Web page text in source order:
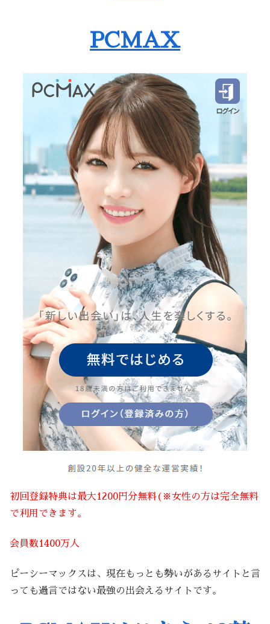
PCMAX
初回登録特典は最大1200円分無料(※女性の方は完全無料
で利用できます。
会員数1400万人
ピーシーマックスは、現在もっとも勢いがあるサイトと言
っても過言ではない最強の出会えるサイトです。